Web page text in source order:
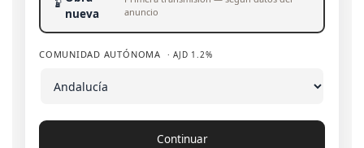
nueva
anuncio
COMUNIDAD AUTÓNOMA · AJD 1.2%
Continuar